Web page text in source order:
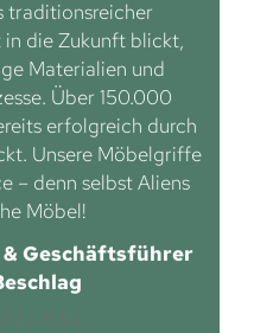
traditionsreicher
die Zukunft blickt,
Materialien und
Über 150.000
erfolgreich durch
Unsere Möbelgriffe
– denn selbst Aliens
Möbel!
Geschäftsführer